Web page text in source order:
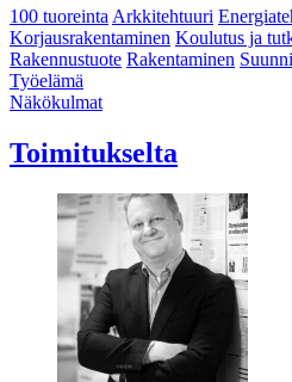
100 tuoreintaArkkitehtuuri
Korjausrakentaminen Koulutus ja
Rakennustuote Rakentaminen
Työelämä
Näkökulmat
Toimitukselta